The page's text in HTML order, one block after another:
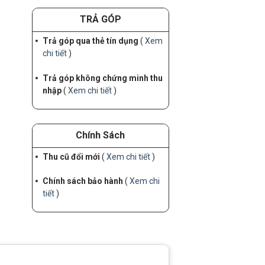
TRẢ GÓP
Trả góp qua thẻ tín dụng ( Xem
chi tiết)
Trả góp không chứng minh thu
nhập( Xem chi tiết)
Chính Sách
Thu cũ đổi mới ( Xem chi tiết)
Chính sách bảo hành ( Xem chi
tiết)